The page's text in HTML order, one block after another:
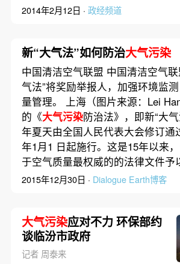
2014年2月12日 · 政经频道
新“大气法”如何防治大气污染
中国清洁空气联盟 中国清洁空气
气法”将奖励举报人，加强环境监
量管理。 上海（图片来源：Lei
的《大气污染防治法》，即新“大
年夏天由全国人民代表大会修订通
年1月1 日起施行。这是15年以来
于空气质量最权威的的法律文件
2015年12月30日 · Dialogue Earth博客
大气污染应对不力 环保部约
谈临汾市政府
记者 周泰来